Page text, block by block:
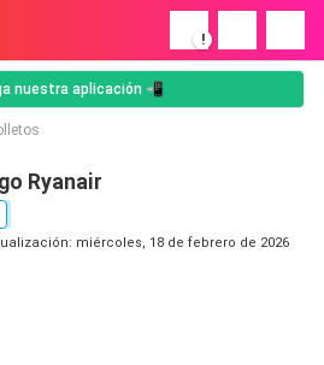
!
nuestra aplicación 📲
Ryanair
miércoles, 18 de febrero de 2026